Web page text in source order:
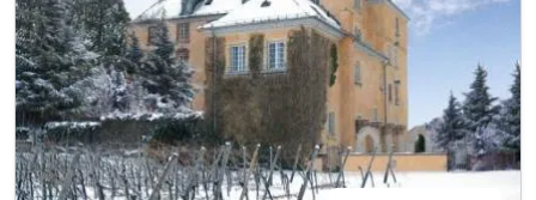
inkl. Hotelparkplatz
inkl. W-LAN